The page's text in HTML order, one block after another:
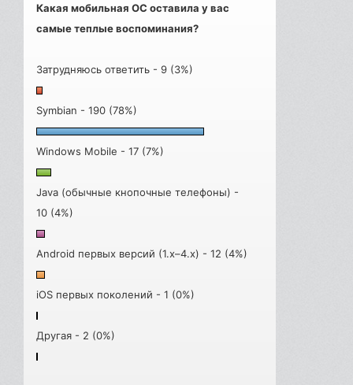
Какая мобильная ОС оставила у вас
самые теплые воспоминания?
Затрудняюсь ответить - 9 (3%)
Symbian - 190 (78%)
Windows Mobile - 17 (7%)
Java (обычные кнопочные телефоны) -
10 (4%)
Android первых версий (1.x–4.x) - 12 (4%)
iOS первых поколений - 1 (0%)
Другая - 2 (0%)